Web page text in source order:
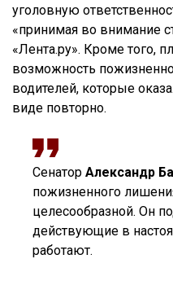
уголовную
«принимая во внимание
«Лента.ру». Кроме того,
возможность
водителей, которые
виде повторно.
Сенатор Александр
пожизненного
целесообразной. Он
действующие в
работают.